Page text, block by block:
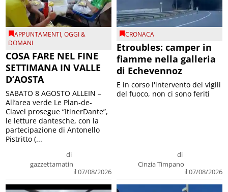
APPUNTAMENTI,OGGI &
DOMANI
COSA FARE NEL FINE
SETTIMANA IN VALLE
D’AOSTA
di
gazzettamatin
il 07/08/2026
SABATO 8 AGOSTO ALLEIN –
All’area verde Le Plan-de-
Clavel prosegue “ItinerDante”,
le letture dantesche, con la
partecipazione di Antonello
Pistritto (...
CRONACA
Etroubles: camper in
fiamme nella galleria
di Echevennoz
di
Cinzia Timpano
il 07/08/2026
E in corso l'intervento dei vigili
del fuoco, non ci sono feriti